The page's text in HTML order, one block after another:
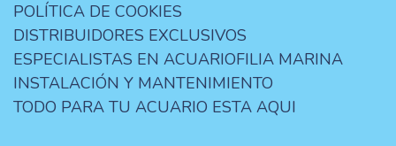
POLÍTICA DE COOKIES
DISTRIBUIDORES EXCLUSIVOS
ESPECIALISTAS EN ACUARIOFILIA MARINA
INSTALACIÓN Y MANTENIMIENTO
TODO PARA TU ACUARIO ESTA AQUI